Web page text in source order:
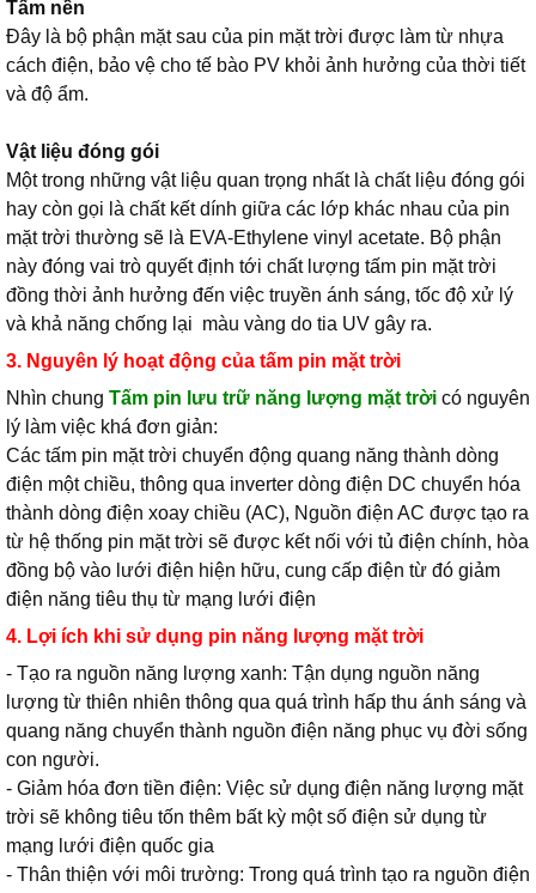
Tấm nền
Đây là bộ phận mặt sau của pin mặt trời được làm từ nhựa
cách điện, bảo vệ cho tế bào PV khỏi ảnh hưởng của thời tiết
và độ ẩm.
Vật liệu đóng gói
Một trong những vật liệu quan trọng nhất là chất liệu đóng gói
hay còn gọi là chất kết dính giữa các lớp khác nhau của pin
mặt trời thường sẽ là EVA-Ethylene vinyl acetate. Bộ phận
này đóng vai trò quyết định tới chất lượng tấm pin mặt trời
đồng thời ảnh hưởng đến việc truyền ánh sáng, tốc độ xử lý
và khả năng chống lại màu vàng do tia UV gây ra.
3. Nguyên lý hoạt động của tấm pin mặt trời
Nhìn chung Tấm pin lưu trữ năng lượng mặt trời có nguyên
lý làm việc khá đơn giản:
Các tấm pin mặt trời chuyển động quang năng thành dòng
điện một chiều, thông qua inverter dòng điện DC chuyển hóa
thành dòng điện xoay chiều (AC), Nguồn điện AC được tạo ra
từ hệ thống pin mặt trời sẽ được kết nối với tủ điện chính, hòa
đồng bộ vào lưới điện hiện hữu, cung cấp điện từ đó giảm
điện năng tiêu thụ từ mạng lưới điện
4. Lợi ích khi sử dụng pin năng lượng mặt trời
- Tạo ra nguồn năng lượng xanh: Tận dụng nguồn năng
lượng từ thiên nhiên thông qua quá trình hấp thu ánh sáng và
quang năng chuyển thành nguồn điện năng phục vụ đời sống
con người.
- Giảm hóa đơn tiền điện: Việc sử dụng điện năng lượng mặt
trời sẽ không tiêu tốn thêm bất kỳ một số điện sử dụng từ
mạng lưới điện quốc gia
- Thân thiện với môi trường: Trong quá trình tạo ra nguồn điện